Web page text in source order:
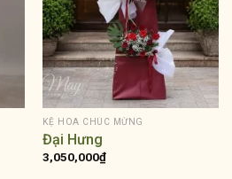
KỆ HOA CHÚC MỪNG
Đại Hưng
3,050,000₫